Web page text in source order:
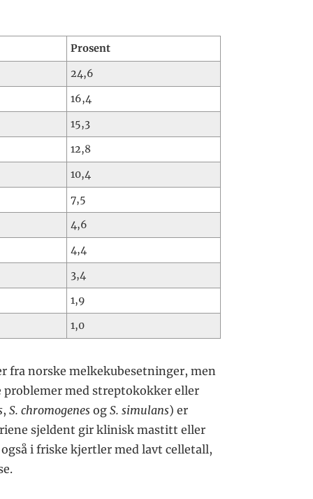
Prosent
24,6
16,4
15,3
12,8
10,4
7,5
4,6
4,4
3,4
1,9
1,0
fra norske melkekubesetninger, men
problemer med streptokokker eller
, S. chromogenes og S. simulans) er
sjeldent gir klinisk mastitt eller
i friske kjertler med lavt celletall,